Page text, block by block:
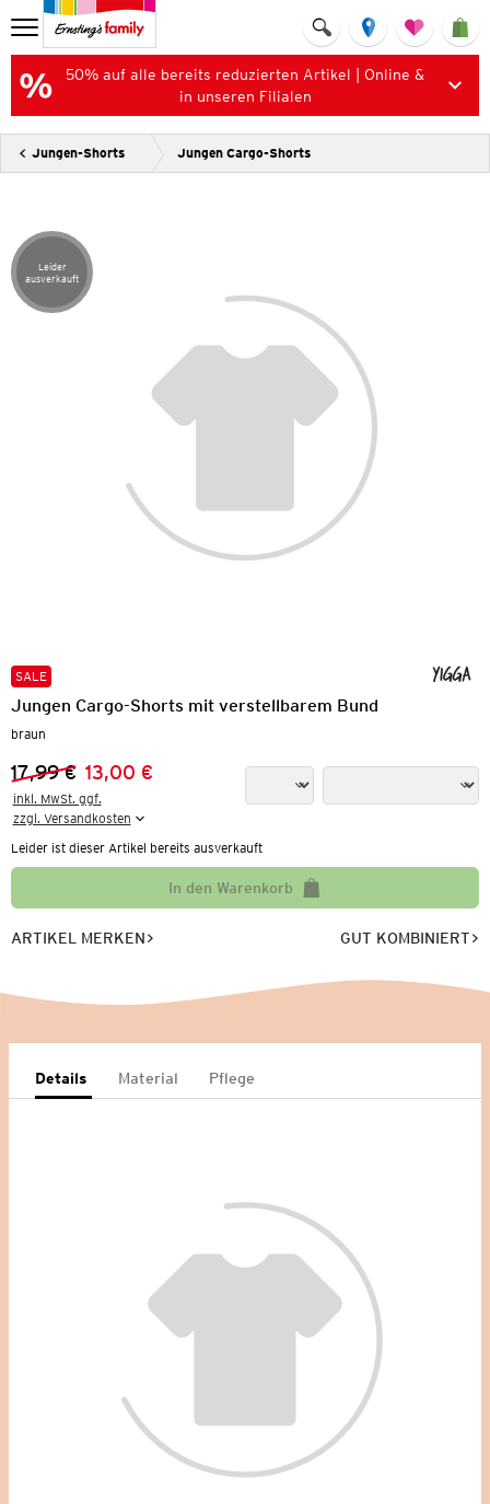
50% auf alle bereits reduzierten Artikel | Online &
in unseren Filialen
Jungen-Shorts Jungen Cargo-Shorts
Artikel leider ausverkauft
Leider
ausverkauft
SALE
Jungen Cargo-Shorts mit verstellbarem Bund
braun
Vorheriger Preis:
17,99 €
Neuer Preis:
13,00 €
inkl. MwSt. ggf.
zzgl. Versandkosten
Leider ist dieser Artikel bereits ausverkauft
In den Warenkorb
ARTIKEL MERKEN GUT KOMBINIERT
Details Material Pflege